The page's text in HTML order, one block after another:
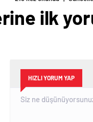
ilk
HIZLI YORUM YAP